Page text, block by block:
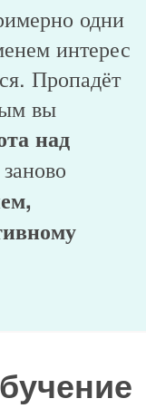
одни
интерес
Пропадёт
вы
над